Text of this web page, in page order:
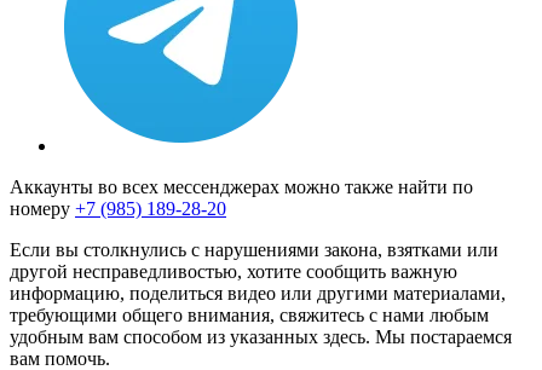
Аккаунты во всех мессенджерах можно также найти по
номеру +7 (985) 189-28-20
Если вы столкнулись с нарушениями закона, взятками или
другой несправедливостью, хотите сообщить важную
информацию, поделиться видео или другими материалами,
требующими общего внимания, свяжитесь с нами любым
удобным вам способом из указанных здесь. Мы постараемся
вам помочь.